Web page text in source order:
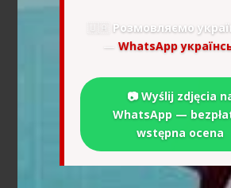
🇺🇦 Розмовляємо
— WhatsApp
📷 Wyślij zdjęcia
WhatsApp —
wstępna ocena